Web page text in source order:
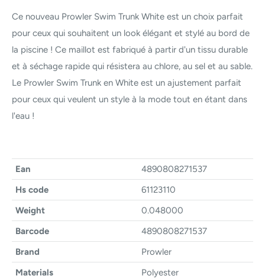
Ce nouveau Prowler Swim Trunk White est un choix parfait
pour ceux qui souhaitent un look élégant et stylé au bord de
la piscine ! Ce maillot est fabriqué à partir d'un tissu durable
et à séchage rapide qui résistera au chlore, au sel et au sable.
Le Prowler Swim Trunk en White est un ajustement parfait
pour ceux qui veulent un style à la mode tout en étant dans
l'eau !
Ean
4890808271537
Hs code
61123110
Weight
0.048000
Barcode
4890808271537
Brand
Prowler
Materials
Polyester